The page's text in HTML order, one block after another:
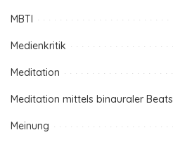
MBTI
Medienkritik
Meditation
Meditation mittels binauraler Beats
Meinung